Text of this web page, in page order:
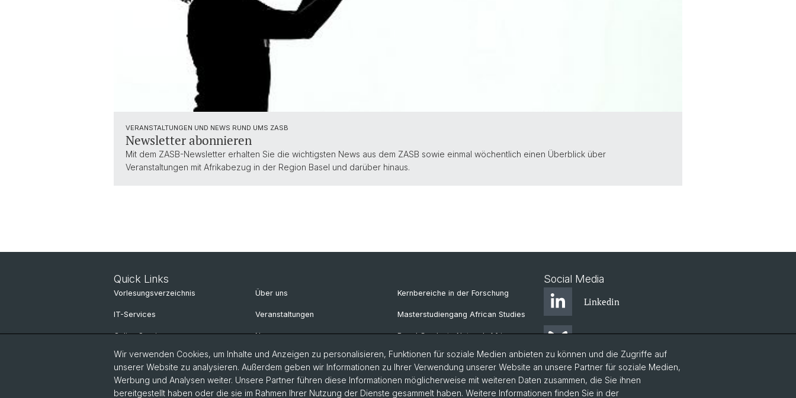
VERANSTALTUNGEN UND NEWS RUND UMS ZASB
Newsletter abonnieren
Mit dem ZASB-Newsletter erhalten Sie die wichtigsten News aus dem ZASB sowie einmal wöchentlich einen Überblick über
Veranstaltungen mit Afrikabezug in der Region Basel und darüber hinaus.
Quick Links
Vorlesungsverzeichnis
IT-Services
Online Services
Personensuche
Über uns
Veranstaltungen
News
Newsletter
Publikationen
Kernbereiche in der Forschung
Masterstudiengang African Studies
Basel Graduate Network African
Social Media
Linkedin
Instagram
Wir verwenden Cookies, um Inhalte und Anzeigen zu personalisieren, Funktionen für soziale Medien anbieten zu können und die Zugriffe auf
unserer Website zu analysieren. Außerdem geben wir Informationen zu Ihrer Verwendung unserer Website an unsere Partner für soziale Medien,
Werbung und Analysen weiter. Unsere Partner führen diese Informationen möglicherweise mit weiteren Daten zusammen, die Sie ihnen
bereitgestellt haben oder die sie im Rahmen Ihrer Nutzung der Dienste gesammelt haben. Weitere Informationen finden Sie in der